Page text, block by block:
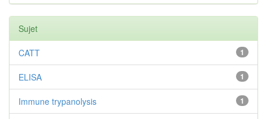
Sujet
1
CATT
1
ELISA
1
Immune trypanolysis